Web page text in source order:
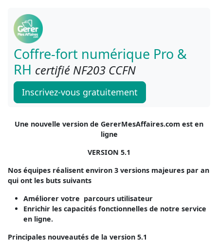
Coffre-fort numérique Pro &
RH certifié NF203 CCFN
Inscrivez-vous gratuitement
Une nouvelle version de GererMesAffaires.com est en
ligne
VERSION 5.1
Nos équipes réalisent environ 3 versions majeures par an
qui ont les buts suivants
Améliorer votre parcours utilisateur
Enrichir les capacités fonctionnelles de notre service
en ligne.
Principales nouveautés de la version 5.1